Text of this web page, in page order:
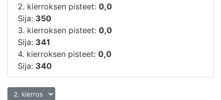
2. kierroksen pisteet: 0,0
Sija: 350
3. kierroksen pisteet: 0,0
Sija: 341
4. kierroksen pisteet: 0,0
Sija: 340